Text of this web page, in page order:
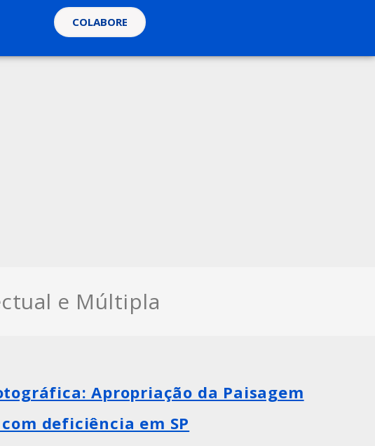
COLABORE
e Múltipla
Apropriação da Paisagem
deficiência em SP